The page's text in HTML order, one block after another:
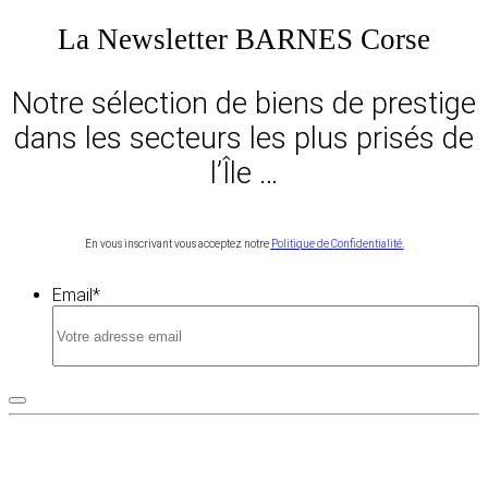
La Newsletter BARNES Corse
Notre sélection de biens de prestige
dans les secteurs les plus prisés de
l’Île …
En vous inscrivant vous acceptez notre Politique de Confidentialité.
Email*